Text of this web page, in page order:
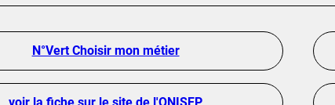
N°Vert Choisir mon métier